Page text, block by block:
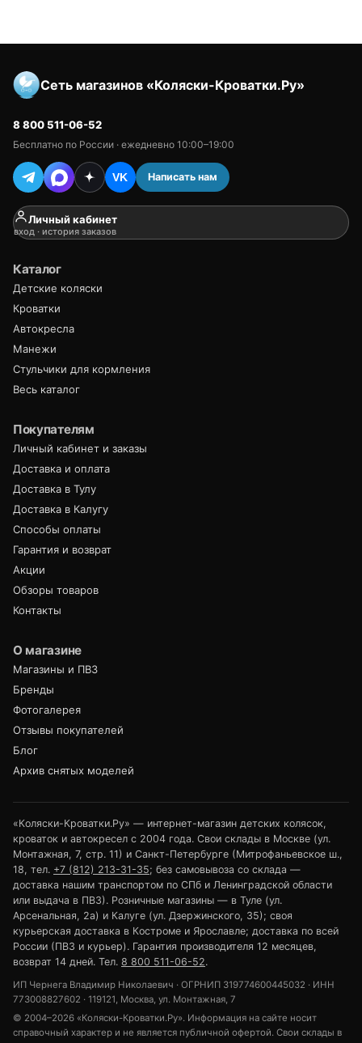
Сеть магазинов «Коляски-Кроватки.Ру»
8 800 511-06-52
Бесплатно по России · ежедневно 10:00–19:00
VK Написать нам
Личный кабинет
вход · история заказов
Каталог
Детские коляски
Кроватки
Автокресла
Манежи
Стульчики для кормления
Весь каталог
Покупателям
Личный кабинет и заказы
Доставка и оплата
Доставка в Тулу
Доставка в Калугу
Способы оплаты
Гарантия и возврат
Акции
Обзоры товаров
Контакты
О магазине
Магазины и ПВЗ
Бренды
Фотогалерея
Отзывы покупателей
Блог
Архив снятых моделей
«Коляски-Кроватки.Ру» — интернет-магазин детских колясок,
кроваток и автокресел с 2004 года. Свои склады в Москве (ул.
Монтажная, 7, стр. 11) и Санкт-Петербурге (Митрофаньевское ш.,
18, тел. +7 (812) 213-31-35; без самовывоза со склада —
доставка нашим транспортом по СПб и Ленинградской области
или выдача в ПВЗ). Розничные магазины — в Туле (ул.
Арсенальная, 2а) и Калуге (ул. Дзержинского, 35); своя
курьерская доставка в Костроме и Ярославле; доставка по всей
России (ПВЗ и курьер). Гарантия производителя 12 месяцев,
возврат 14 дней. Тел. 8 800 511-06-52.
ИП Чернега Владимир Николаевич · ОГРНИП 319774600445032 · ИНН
773008827602 · 119121, Москва, ул. Монтажная, 7
© 2004–2026 «Коляски-Кроватки.Ру». Информация на сайте носит
справочный характер и не является публичной офертой. Свои склады в